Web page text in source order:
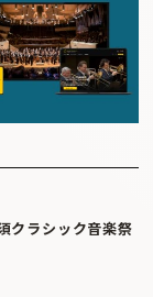
クラシック音楽祭